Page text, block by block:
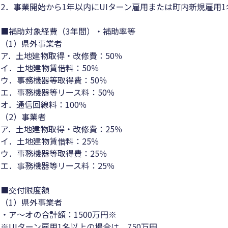
2．事業開始から1年以内にUIターン雇用または町内新規雇用
■補助対象経費（3年間）・補助率等
（1）県外事業者
ア．土地建物取得・改修費：50％
イ．土地建物賃借料：50％
ウ．事務機器等取得費：50％
エ．事務機器等リース料：50％
オ．通信回線料：100％
（2）事業者
ア．土地建物取得・改修費：25％
イ．土地建物賃借料：25％
ウ．事務機器等取得費：25％
エ．事務機器等リース料：25％
■交付限度額
（1）県外事業者
・ア～オの合計額：1500万円※